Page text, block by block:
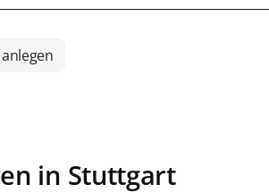
in Stuttgart